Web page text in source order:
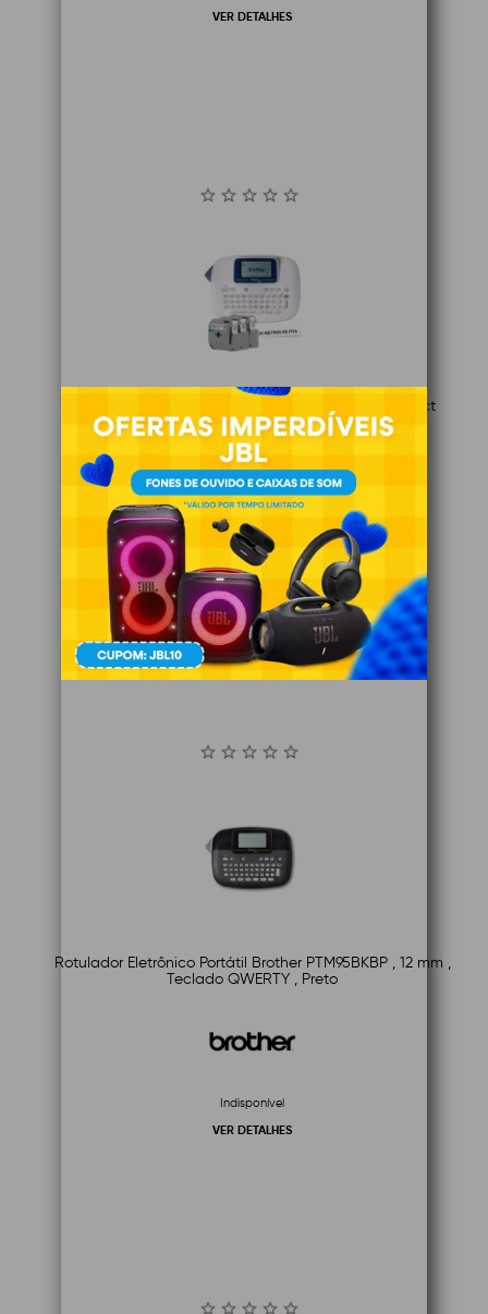
VER DETALHES
Rotuladora Branca Bronther PTM95 FIT , C/3 , 12 Crct
Indisponível
VER DETALHES
Rotulador Eletrônico Portátil Brother PTM95BKBP , 12 mm ,
Teclado QWERTY , Preto
Indisponível
VER DETALHES